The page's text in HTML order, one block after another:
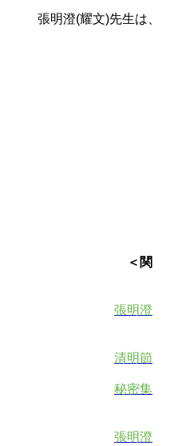
)先生は、
張明澄
清明節
秘密集
張明澄